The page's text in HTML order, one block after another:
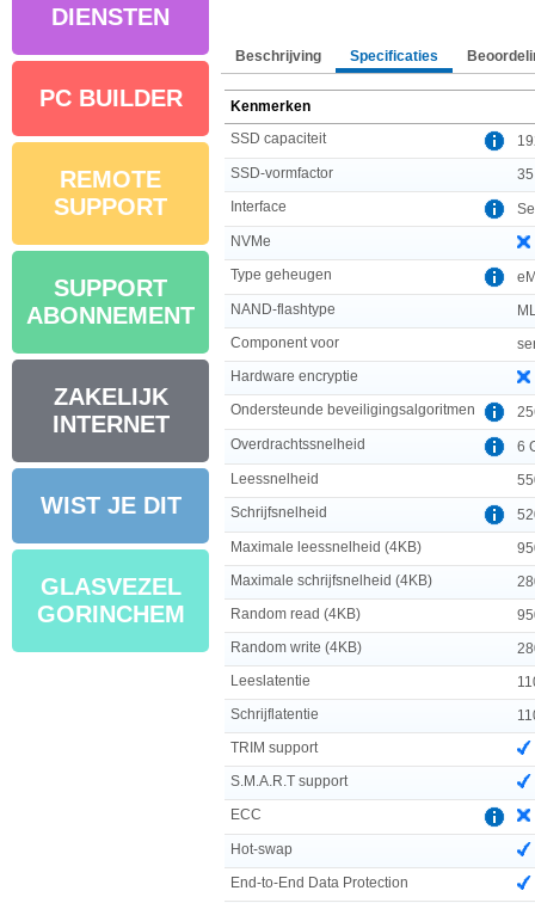
DIENSTEN
PC BUILDER
REMOTE
SUPPORT
SUPPORT
ABONNEMENT
ZAKELIJK
INTERNET
WIST JE DIT
GLASVEZEL
GORINCHEM
Beschrijving Specificaties
Kenmerken
SSD capaciteit
SSD-vormfactor
35
Interface
NVMe
Type geheugen
NAND-flashtype
Component voor
Hardware encryptie
Ondersteunde beveiligingsalgoritmen
Overdrachtssnelheid
6
Leessnelheid
Schrijfsnelheid
Maximale leessnelheid (4KB)
Maximale schrijfsnelheid (4KB)
Random read (4KB)
Random write (4KB)
Leeslatentie
Schrijflatentie
TRIM support
S.M.A.R.T support
ECC
Hot-swap
End-to-End Data Protection